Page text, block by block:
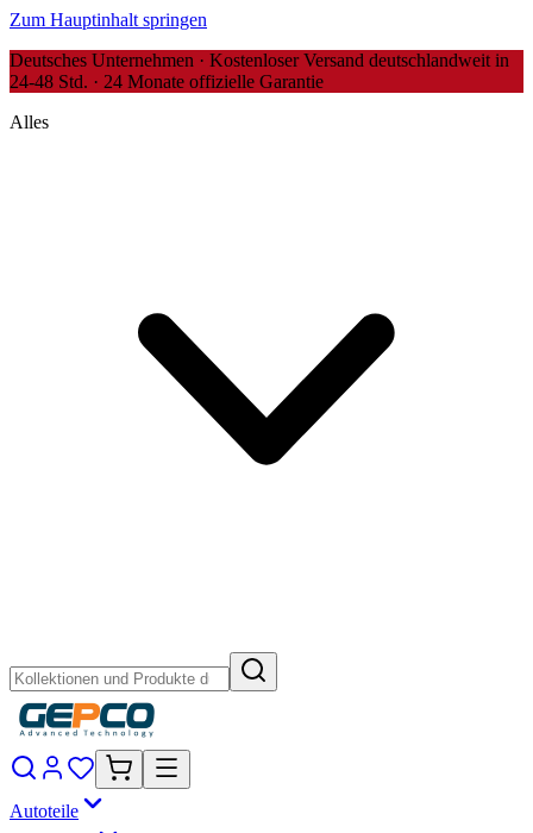
Zum Hauptinhalt springen
Deutsches Unternehmen · Kostenloser Versand deutschlandweit in
24-48 Std. · 24 Monate offizielle Garantie
Alles
Autoteile